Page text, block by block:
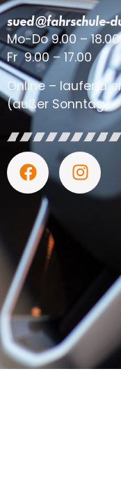
sued@fahrschule-
Mo-Do 9.00 – 18.00
Fr 9.00 – 17.00
Online – laufend
(außer Sonntag)